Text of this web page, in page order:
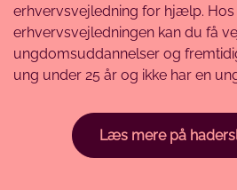
erhvervsvejledning for hjælp.
erhvervsvejledningen kan du få
ungdomsuddannelser og
ung under 25 år og ikke har en
Læs mere på